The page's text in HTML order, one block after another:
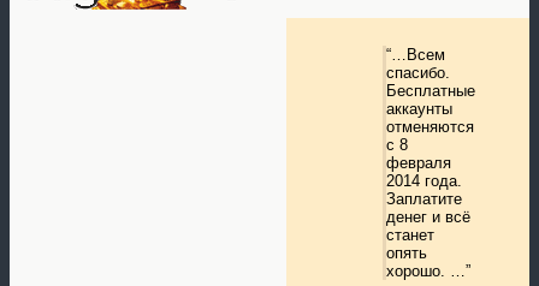
“…Всем
спасибо.
Бесплатные
аккаунты
отменяются
с 8
февраля
2014 года.
Заплатите
денег и всё
станет
опять
хорошо. …”